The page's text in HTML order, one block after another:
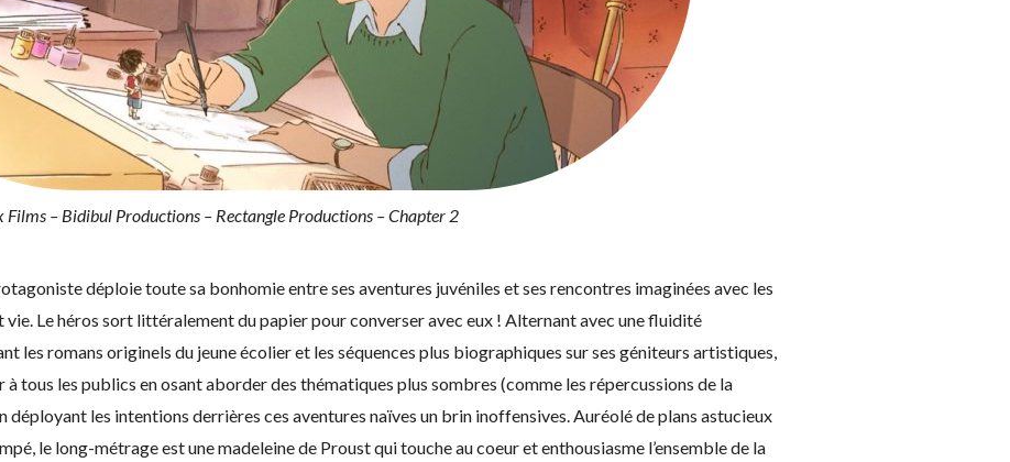
– Bidibul Productions – Rectangle Productions – Chapter 2
déploie toute sa bonhomie entre ses aventures juvéniles et ses rencontres imaginées avec les
Le héros sort littéralement du papier pour converser avec eux ! Alternant avec une fluidité
les romans originels du jeune écolier et les séquences plus biographiques sur ses géniteurs artistiques,
à tous les publics en osant aborder des thématiques plus sombres (comme les répercussions de la
déployant les intentions derrières ces aventures naïves un brin inoffensives. Auréolé de plans astucieux
le long-métrage est une madeleine de Proust qui touche au coeur et enthousiasme l’ensemble de la